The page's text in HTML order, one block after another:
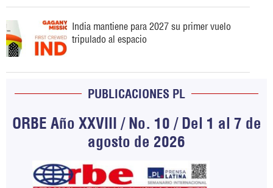
India mantiene para 2027 su primer vuelo
tripulado al espacio
PUBLICACIONES PL
ORBE Año XXVIII / No. 10 / Del 1 al 7 de
agosto de 2026